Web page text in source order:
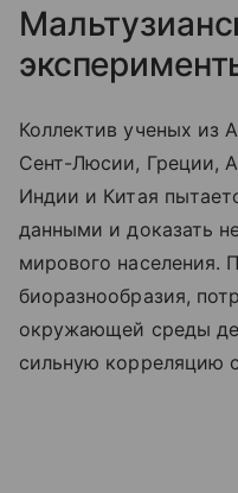
Коллектив ученых из
Сент-Люсии, Греции,
Индии и Китая
данными и доказать
мирового населения.
биоразнообразия,
окружающей среды
сильную корреляцию